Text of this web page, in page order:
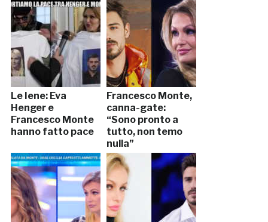
Le Iene: Eva
Henger e
Francesco Monte
hanno fatto pace
Francesco Monte,
canna-gate:
“Sono pronto a
tutto, non temo
nulla”